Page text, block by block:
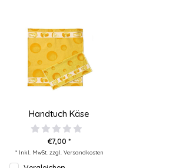
Handtuch Käse
€7,00 *
* Inkl. MwSt. zzgl. Versandkosten